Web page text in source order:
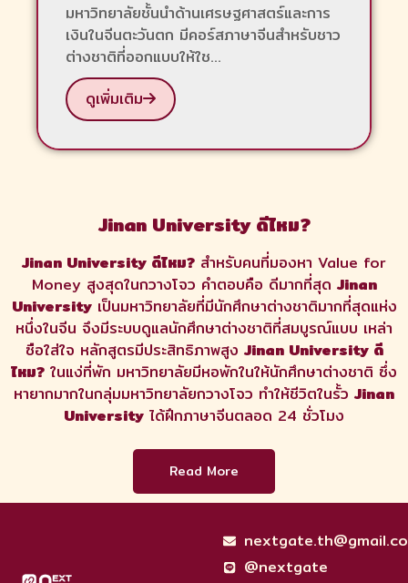
มหาวิทยาลัยชั้นนำด้านเศรษฐศาสตร์และการ
เงินในจีนตะวันตก มีคอร์สภาษาจีนสำหรับชาว
ต่างชาติที่ออกแบบให้ใช...
ดูเพิ่มเติม
Jinan University ดีไหม?
Jinan University ดีไหม? สำหรับคนที่มองหา Value for
Money สูงสุดในกวางโจว คำตอบคือ ดีมากที่สุด Jinan
Universityเป็นมหาวิทยาลัยที่มีนักศึกษาต่างชาติมากที่สุดแห่ง
หนึ่งในจีน จึงมีระบบดูแลนักศึกษาต่างชาติที่สมบูรณ์แบบ เหล่า
ซือใส่ใจ หลักสูตรมีประสิทธิภาพสูง Jinan University ดี
ไหม? ในแง่ที่พัก มหาวิทยาลัยมีหอพักในให้นักศึกษาต่างชาติ ซึ่ง
หายากมากในกลุ่มมหาวิทยาลัยกวางโจว ทำให้ชีวิตในรั้ว Jinan
University ได้ฝึกภาษาจีนตลอด 24 ชั่วโมง
Read More
@nextgate